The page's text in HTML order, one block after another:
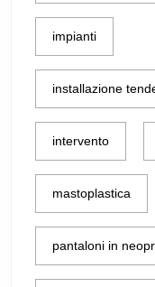
impianti
installazione
intervento
mastoplastica
pantaloni in